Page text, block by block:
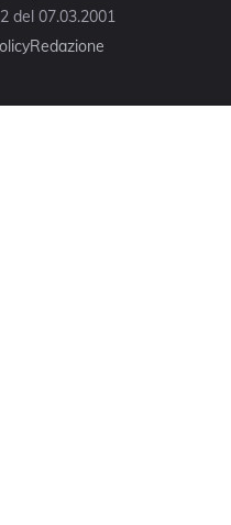
del 07.03.2001
Redazione